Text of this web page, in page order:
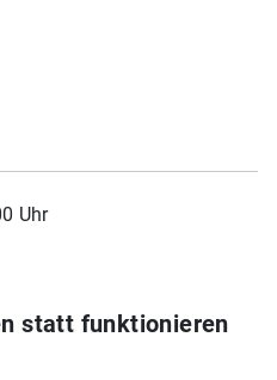
Uhr
statt funktionieren